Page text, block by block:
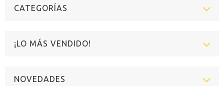
CATEGORÍAS
¡LO MÁS VENDIDO!
NOVEDADES